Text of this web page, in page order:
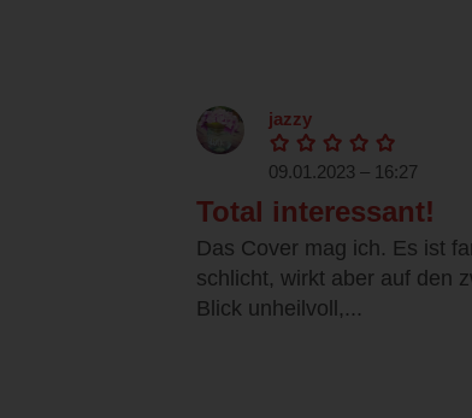
jazzy
09.01.2023 – 16:27
Total interessant!
Das Cover mag ich. Es ist
schlicht, wirkt aber auf den
Blick unheilvoll,...